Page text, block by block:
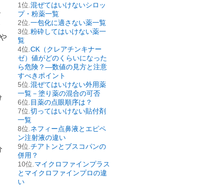
混ぜてはいけないシロッ
プ・粉薬一覧
一包化に適さない薬一覧
粉砕してはいけない薬一
覧
CK（クレアチンキナー
ゼ）値がどのくらいになった
ら危険？―数値の見方と注意
すべきポイント
混ぜてはいけない外用薬
一覧－塗り薬の混合の可否
目薬の点眼順序は？
切ってはいけない貼付剤
一覧
ネフィー点鼻液とエピペ
ン注射液の違い
チアトンとブスコパンの
併用？
マイクロファインプラス
とマイクロファインプロの違
い